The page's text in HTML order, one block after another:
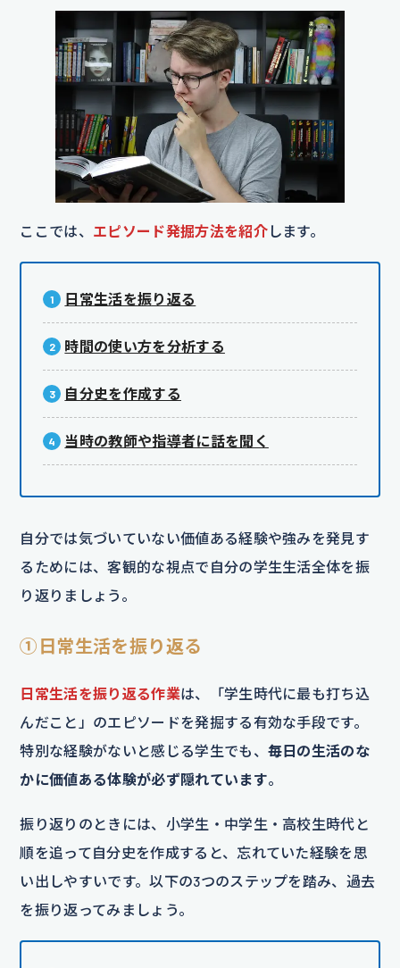
ここでは、 エピソード発掘方法を紹介します。
日常生活を振り返る
時間の使い方を分析する
自分史を作成する
当時の教師や指導者に話を聞く
自分では気づいていない価値ある経験や強みを発見す
るためには、客観的な視点で自分の学生生活全体を振
り返りましょう。
①日常生活を振り返る
日常生活を振り返る作業は、「学生時代に最も打ち込
んだこと」のエピソードを発掘する有効な手段です。
特別な経験がないと感じる学生でも、 毎日の生活のな
かに価値ある体験が必ず隠れています。
振り返りのときには、小学生・中学生・高校生時代と
順を追って自分史を作成すると、忘れていた経験を思
い出しやすいです。以下の3つのステップを踏み、過去
を振り返ってみましょう。